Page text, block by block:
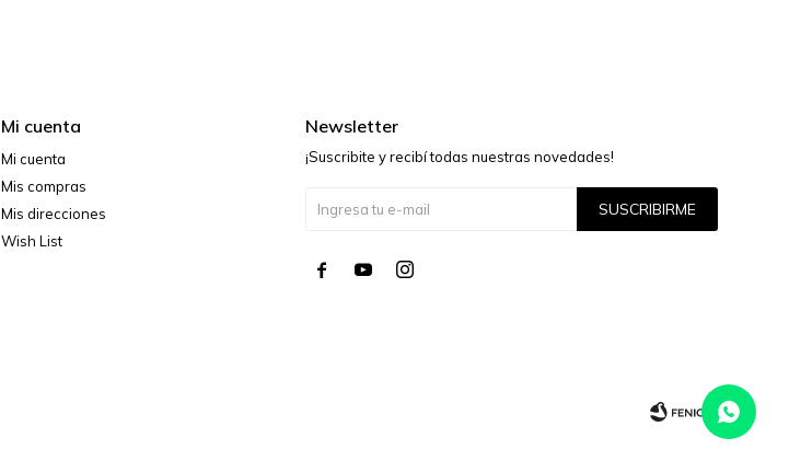
Mi cuenta
Mi cuenta
Mis compras
Mis direcciones
Wish List
Newsletter
¡Suscribite y recibí todas nuestras novedades!
SUSCRIBIRME
  